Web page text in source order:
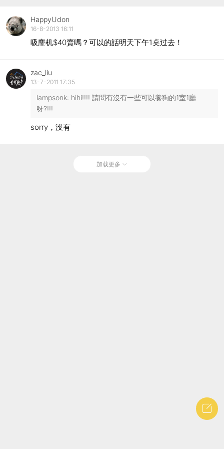
HappyUdon
16-8-2013 16:11
吸麈机$40賣嗎？可以的話明天下午1奌过去！
zac_liu
13-7-2011 17:35
lampsonk: hihi!!!! 請問有沒有一些可以養狗的1室1廳
呀?!!!
sorry，没有
加载更多